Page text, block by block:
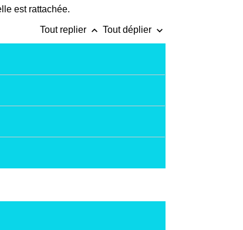
est rattachée.
Tout replier keyboard_arrow_up Tout déplier keyboard_arrow_down